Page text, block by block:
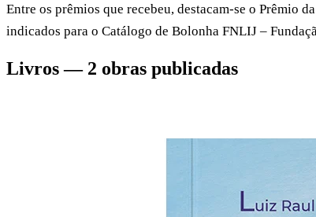
Entre os prêmios que recebeu, destacam-se o Prêmio
indicados para o Catálogo de Bolonha FNLIJ –
Livros — 2 obras publicadas